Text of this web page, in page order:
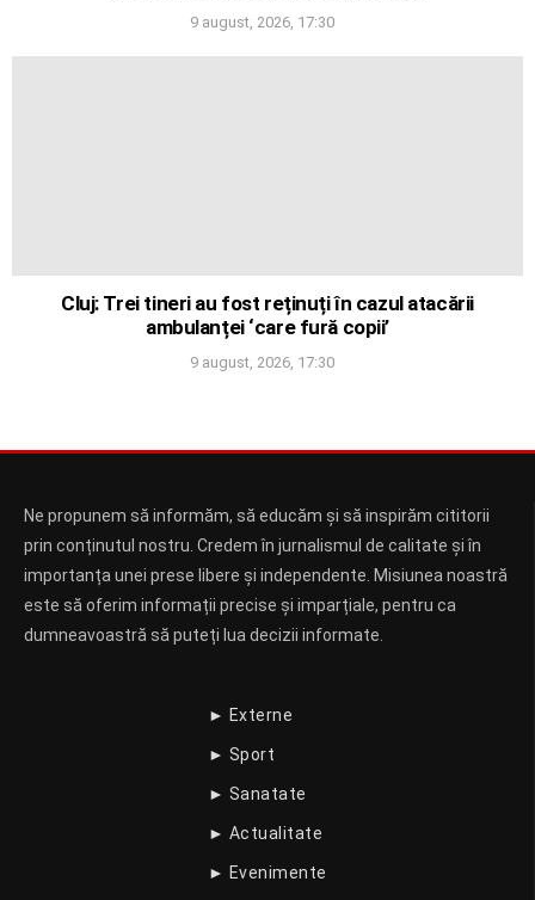
9 august, 2026, 17:30
Cluj: Trei tineri au fost reținuți în cazul atacării
ambulanței ‘care fură copii’
9 august, 2026, 17:30
Ne propunem să informăm, să educăm și să inspirăm cititorii
prin conținutul nostru. Credem în jurnalismul de calitate și în
importanța unei prese libere și independente. Misiunea noastră
este să oferim informații precise și imparțiale, pentru ca
dumneavoastră să puteți lua decizii informate.
► Externe
► Sport
► Sanatate
► Actualitate
► Evenimente